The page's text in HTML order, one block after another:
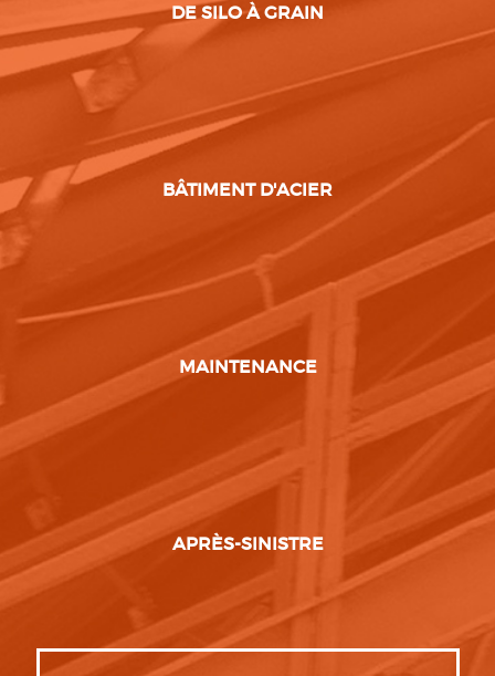
DE SILO À GRAIN
BÂTIMENT D'ACIER
MAINTENANCE
APRÈS-SINISTRE